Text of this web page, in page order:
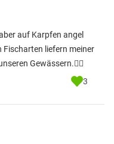
auf Karpfen angel
Fischarten liefern meiner
Gewässern.✌🏻
3